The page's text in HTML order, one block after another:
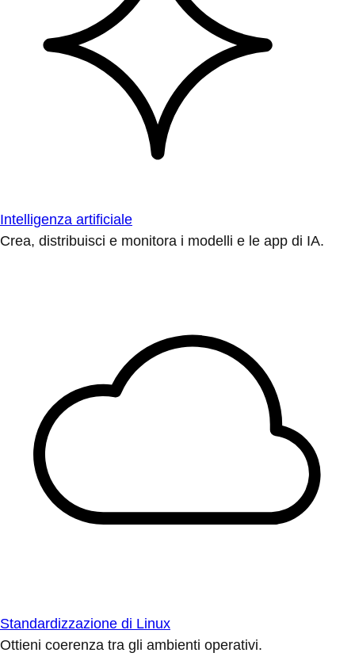
Intelligenza artificiale
Crea, distribuisci e monitora i modelli e le app di IA.
Standardizzazione di Linux
Ottieni coerenza tra gli ambienti operativi.